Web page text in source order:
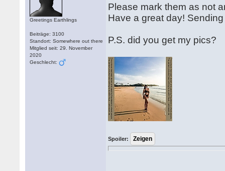
Greetings Earthlings
Beiträge: 3100
Standort: Somewhere out there
Mitglied seit: 29. November
2020
Geschlecht:
Please mark them as not
Have a great day!
P.S. did you get my pics?
Spoiler: